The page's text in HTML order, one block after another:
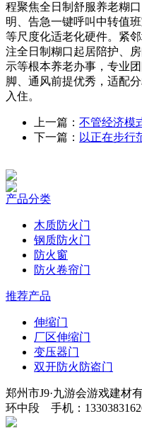
程聚焦全日制舒服养老糊
明、告急一键呼叫中转值
等尺度化适老化硬件。紧
注全日制糊口起居陪护、
示等根本养老办事，专业
脚、通风前提优秀，适配
入住。
上一篇： 不管经济模
下一篇： 以正在步行
产品分类
木质防火门
钢质防火门
防火窗
防火卷帘门
推荐产品
伸缩门
厂区伸缩门
变压器门
双开防火防盗门
郑州市J9·九游会游戏建材
环中段 手机：